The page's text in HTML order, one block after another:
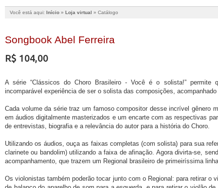
Você está aqui: Início » Loja virtual » Catálogo
Songbook Abel Ferreira
R$ 104,00
A série “Clássicos do Choro Brasileiro - Você é o solista!” permite
incomparável experiência de ser o solista das composições,
Cada volume da série traz um famoso compositor desse incrível gênero
em áudios digitalmente masterizados e um encarte com as respectivas
de entrevistas, biografia e a relevância do autor para a história do Choro.
Utilizando os áudios, ouça as faixas completas (com solista) para sua
clarinete ou bandolim) utilizando a faixa de afinação. Agora divirta-se,
acompanhamento, que trazem um Regional brasileiro de primeiríssima
Os violonistas também poderão tocar junto com o Regional: para retirar o